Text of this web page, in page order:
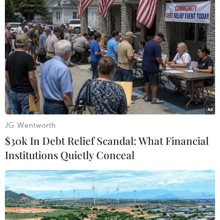
nhất kể từ tháng 1/2026
07/08/2026 08:14
Hạn hán nghiêm trọng đe dọa "huyết
mạch" kinh tế châu Âu
07/08/2026 07:58
Để trái sầu riêng đáp ứng yêu cầu
xuất khẩu bền vững
07/08/2026 07:34
Tây Ninh thúc đẩy bình dân học vụ
số, tạo động lực phát triển kinh tế số
JG Wentworth
$30k In Debt Relief Scandal: What Financial
Institutions Quietly Conceal